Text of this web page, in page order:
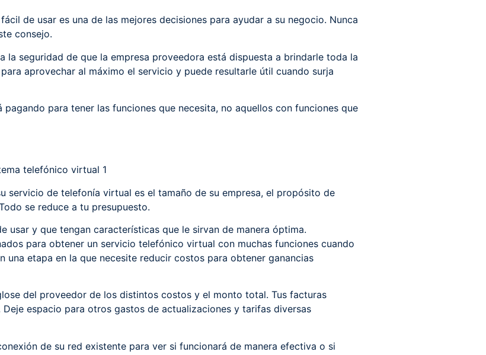
de usar es una de las mejores decisiones para ayudar a su negocio. Nunca
consejo.
la seguridad de que la empresa proveedora está dispuesta a brindarle toda la
aprovechar al máximo el servicio y puede resultarle útil cuando surja
para tener las funciones que necesita, no aquellos con funciones que
servicio de telefonía virtual es el tamaño de su empresa, el propósito de
se reduce a tu presupuesto.
usar y que tengan características que le sirvan de manera óptima.
para obtener un servicio telefónico virtual con muchas funciones cuando
una etapa en la que necesite reducir costos para obtener ganancias
del proveedor de los distintos costos y el monto total. Tus facturas
Deje espacio para otros gastos de actualizaciones y tarifas diversas
de su red existente para ver si funcionará de manera efectiva o si